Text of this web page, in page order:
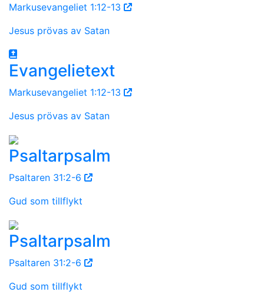
Markusevangeliet 1:12-13
Jesus prövas av Satan
Evangelietext
Markusevangeliet 1:12-13
Jesus prövas av Satan
Psaltarpsalm
Psaltaren 31:2-6
Gud som tillflykt
Psaltarpsalm
Psaltaren 31:2-6
Gud som tillflykt